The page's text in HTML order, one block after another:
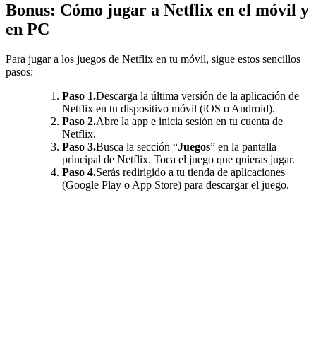
Bonus: Cómo jugar a Netflix en el móvil y
en PC
Para jugar a los juegos de Netflix en tu móvil, sigue estos sencillos
pasos:
Paso 1.Descarga la última versión de la aplicación de
Netflix en tu dispositivo móvil (iOS o Android).
Paso 2.Abre la app e inicia sesión en tu cuenta de
Netflix.
Paso 3.Busca la sección “Juegos” en la pantalla
principal de Netflix. Toca el juego que quieras jugar.
Paso 4.Serás redirigido a tu tienda de aplicaciones
(Google Play o App Store) para descargar el juego.